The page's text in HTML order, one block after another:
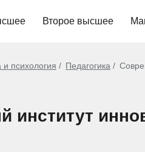
Второе высшее
и психология Педагогика
институт